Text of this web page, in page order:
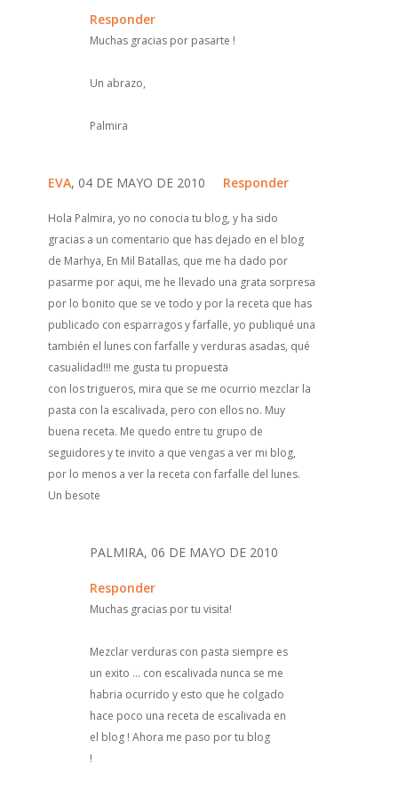
Responder
Muchas gracias por pasarte !
Un abrazo,
Palmira
EVA, 04 DE MAYO DE 2010 Responder
Hola Palmira, yo no conocia tu blog, y ha sido
gracias a un comentario que has dejado en el blog
de Marhya, En Mil Batallas, que me ha dado por
pasarme por aqui, me he llevado una grata sorpresa
por lo bonito que se ve todo y por la receta que has
publicado con esparragos y farfalle, yo publiqué una
también el lunes con farfalle y verduras asadas, qué
casualidad!!! me gusta tu propuesta
con los trigueros, mira que se me ocurrio mezclar la
pasta con la escalivada, pero con ellos no. Muy
buena receta. Me quedo entre tu grupo de
seguidores y te invito a que vengas a ver mi blog,
por lo menos a ver la receta con farfalle del lunes.
Un besote
PALMIRA, 06 DE MAYO DE 2010
Responder
Muchas gracias por tu visita!
Mezclar verduras con pasta siempre es
un exito ... con escalivada nunca se me
habria ocurrido y esto que he colgado
hace poco una receta de escalivada en
el blog ! Ahora me paso por tu blog
!